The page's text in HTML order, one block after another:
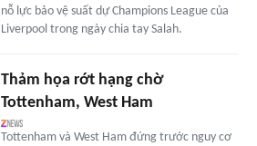
nỗ lực bảo vệ suất dự Champions League của
Liverpool trong ngày chia tay Salah.
Thảm họa rớt hạng chờ
Tottenham, West Ham
Tottenham và West Ham đứng trước nguy cơ